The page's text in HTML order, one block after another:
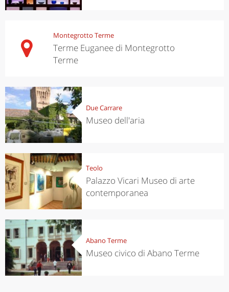
Montegrotto Terme
Terme Euganee di Montegrotto
Terme
Due Carrare
Museo dell'aria
Teolo
Palazzo Vicari Museo di arte
contemporanea
Abano Terme
Museo civico di Abano Terme